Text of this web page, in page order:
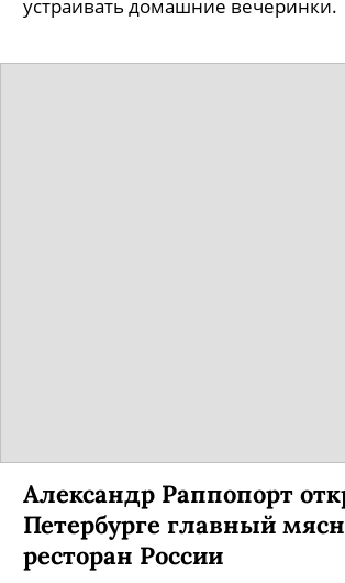
устраивать домашние вечеринки.
Александр Раппопорт
Петербурге главный
ресторан России